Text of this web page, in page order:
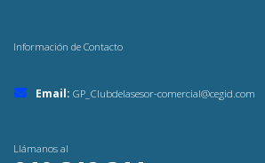
Información de Contacto
Email: GP_Clubdelasesor-comercial@cegid.com
Llámanos al